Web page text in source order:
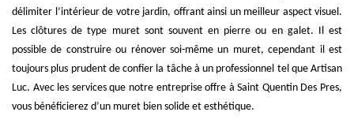
délimiter l’intérieur de votre jardin, offrant ainsi un meilleur aspect visuel.
Les clôtures de type muret sont souvent en pierre ou en galet. Il est
possible de construire ou rénover soi-même un muret, cependant il est
toujours plus prudent de confier la tâche à un professionnel tel que Artisan
Luc. Avec les services que notre entreprise offre à Saint Quentin Des Pres,
vous bénéficierez d’un muret bien solide et esthétique.